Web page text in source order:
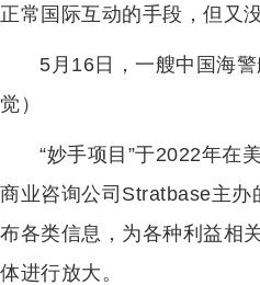
正常国际互动的手段，但又
5月16日，一艘中国海
觉）
“妙手项目”于2022年在
商业咨询公司Stratbase主办
布各类信息，为各种利益相
体进行放大。